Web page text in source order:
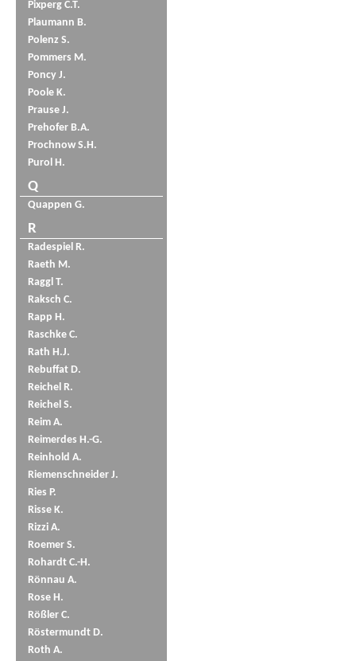
Pixperg C.T.
Plaumann B.
Polenz S.
Pommers M.
Poncy J.
Poole K.
Prause J.
Prehofer B.A.
Prochnow S.H.
Purol H.
Q
Quappen G.
R
Radespiel R.
Raeth M.
Raggl T.
Raksch C.
Rapp H.
Raschke C.
Rath H.J.
Rebuffat D.
Reichel R.
Reichel S.
Reim A.
Reimerdes H.-G.
Reinhold A.
Riemenschneider J.
Ries P.
Risse K.
Rizzi A.
Roemer S.
Rohardt C.-H.
Rönnau A.
Rose H.
Rößler C.
Röstermundt D.
Roth A.